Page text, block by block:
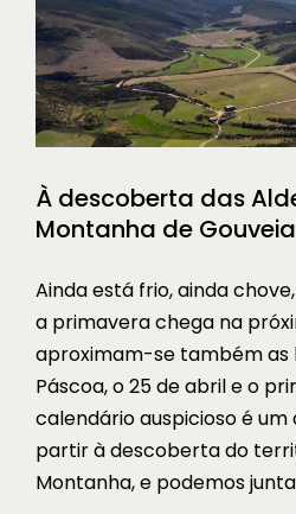
À descoberta das
Montanha de Gouveia
Ainda está frio, ainda
a primavera chega na
aproximam-se também as
Páscoa, o 25 de abril e o
calendário auspicioso é
partir à descoberta do
Montanha, e podemos